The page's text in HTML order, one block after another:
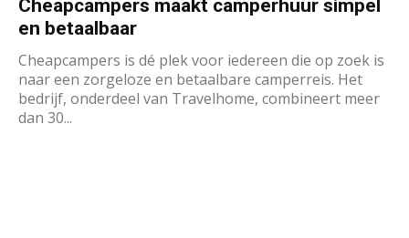
Cheapcampers maakt camperhuur simpel
en betaalbaar
Cheapcampers is dé plek voor iedereen die op zoek is
naar een zorgeloze en betaalbare camperreis. Het
bedrijf, onderdeel van Travelhome, combineert meer
dan 30...